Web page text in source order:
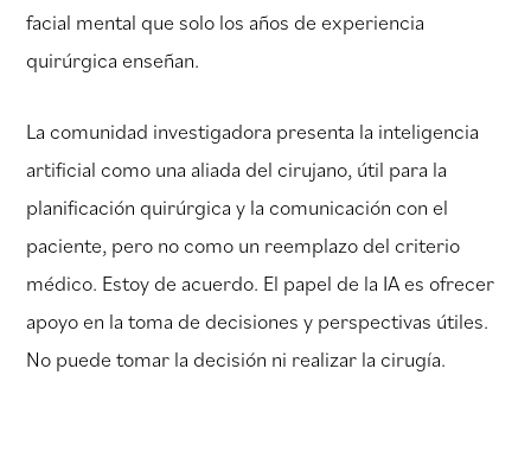
facial mental que solo los años de experiencia
quirúrgica enseñan.
La comunidad investigadora presenta la inteligencia
artificial como una aliada del cirujano, útil para la
planificación quirúrgica y la comunicación con el
paciente, pero no como un reemplazo del criterio
médico. Estoy de acuerdo. El papel de la IA es ofrecer
apoyo en la toma de decisiones y perspectivas útiles.
No puede tomar la decisión ni realizar la cirugía.